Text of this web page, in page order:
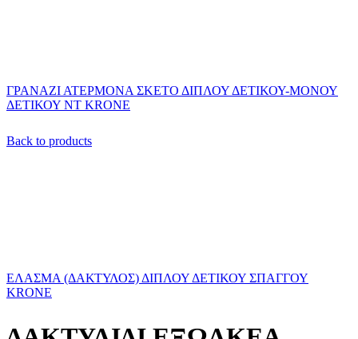
ΓΡΑΝΑΖΙ ΑΤΕΡΜΟΝΑ ΣΚΕΤΟ ΔΙΠΛΟΥ ΔΕΤΙΚΟΥ-ΜΟΝΟΥ
ΔΕΤΙΚΟΥ ΝΤ KRONE
Back to products
ΕΛΑΣΜΑ (ΔΑΚΤΥΛΟΣ) ΔΙΠΛΟΥ ΔΕΤΙΚΟΥ ΣΠΑΓΓΟΥ
KRONE